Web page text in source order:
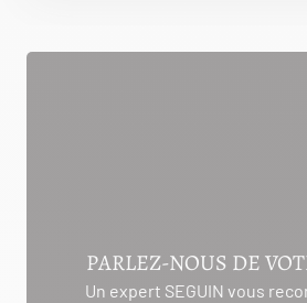
PARLEZ-NOUS DE
Un expert SEGUIN vous